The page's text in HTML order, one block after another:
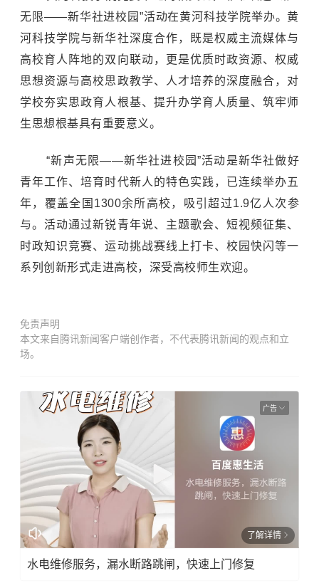
无限——新华社进校园”活动在黄河科技学院举办。黄
河科技学院与新华社深度合作，既是权威主流媒体与
高校育人阵地的双向联动，更是优质时政资源、权威
思想资源与高校思政教学、人才培养的深度融合，对
学校夯实思政育人根基、提升办学育人质量、筑牢师
生思想根基具有重要意义。
“新声无限——新华社进校园”活动是新华社做好
青年工作、培育时代新人的特色实践，已连续举办五
年，覆盖全国1300余所高校，吸引超过1.9亿人次参
与。活动通过新锐青年说、主题歌会、短视频征集、
时政知识竞赛、运动挑战赛线上打卡、校园快闪等一
系列创新形式走进高校，深受高校师生欢迎。
免责声明
本文来自腾讯新闻客户端创作者，不代表腾讯新闻的观点和立
场。
广告
了解详情
水电维修服务，漏水断路跳闸，快速上门修复